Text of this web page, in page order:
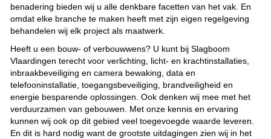
benadering bieden wij u alle denkbare facetten van het vak. En
omdat elke branche te maken heeft met zijn eigen regelgeving
behandelen wij elk project als maatwerk.
Heeft u een bouw- of verbouwwens? U kunt bij Slagboom
Vlaardingen terecht voor verlichting, licht- en krachtinstallaties,
inbraakbeveiliging en camera bewaking, data en
telefooninstallatie, toegangsbeveiliging, brandveiligheid en
energie besparende oplossingen. Ook denken wij mee met het
verduurzamen van gebouwen. Met onze kennis en ervaring
kunnen wij ook op dit gebied veel toegevoegde waarde leveren.
En dit is hard nodig want de grootste uitdagingen zien wij in het